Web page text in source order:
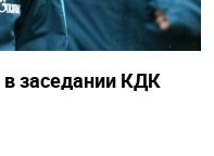
заседании КДК